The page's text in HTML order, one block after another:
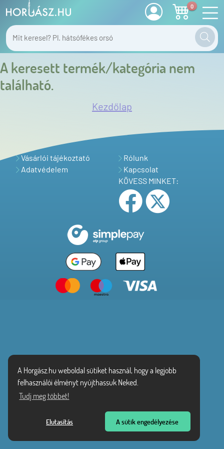
A Horgász.hu weboldal sütiket használ, hogy a legjobb
felhasználói élményt nyújthassuk Neked.
Tudj meg többet!
Elutasítás A sütik engedélyezése
0
A keresett termék/kategória nem
található.
Kezdőlap
Vásárlói tájékoztató
Adatvédelem
Rólunk
Kapcsolat
KÖVESS MINKET: